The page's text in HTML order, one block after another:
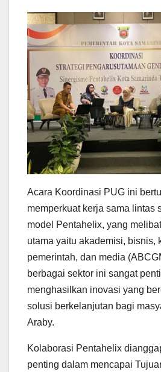
Acara Koordinasi PUG ini
memperkuat kerja sama lintas
model Pentahelix, yang
utama yaitu akademisi, bisnis,
pemerintah, dan media
berbagai sektor ini sangat
menghasilkan inovasi yang
solusi berkelanjutan bagi
Araby.
Kolaborasi Pentahelix
penting dalam mencapai